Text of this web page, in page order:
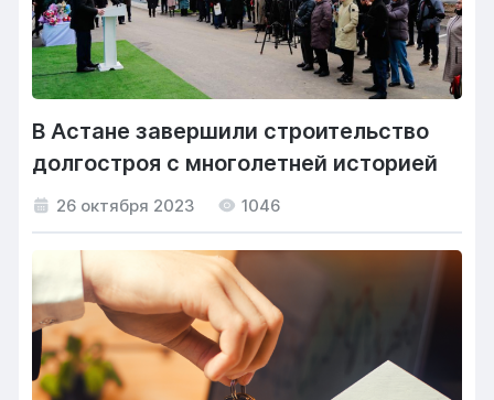
В Астане завершили строительство
долгостроя с многолетней историей
26 октября 2023 1046